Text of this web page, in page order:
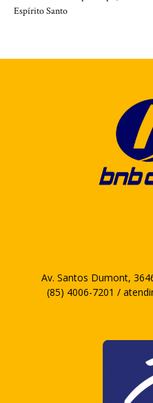
Espírito Santo
Av. Santos Dumont,
(85) 4006-7201 /